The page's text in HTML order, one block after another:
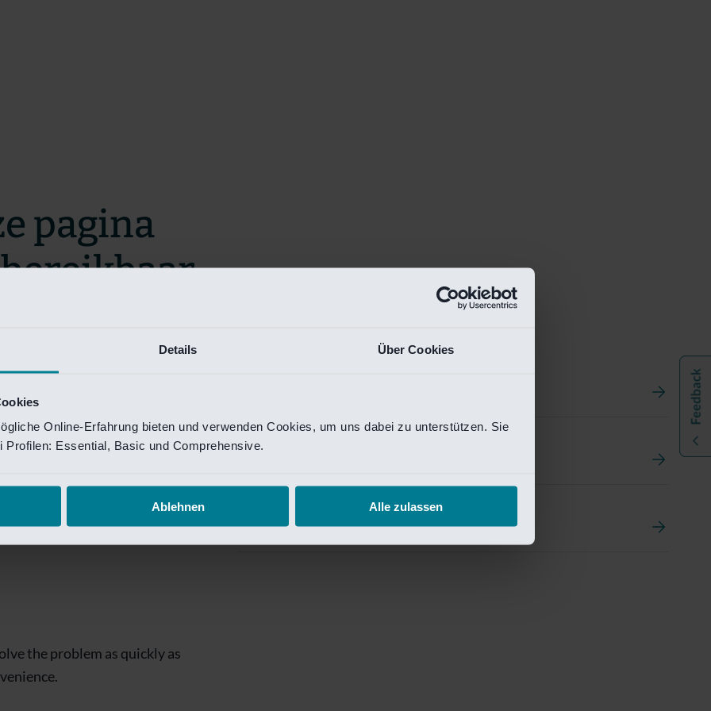
Details Über Cookies
Online-Erfahrung bieten und verwenden Cookies, um uns dabei zu unterstützen. Sie
Profilen: Essential, Basic und Comprehensive.
Ablehnen Alle zulassen
Investment Management
Van Lanschot Kempen Research
pagina
zo snel mogelijk te verhelpen.
te krijgen.
is
the problem as quickly as